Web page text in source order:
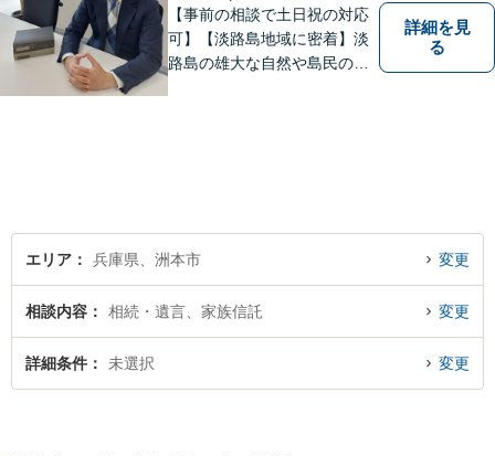
【事前の相談で土日祝の対応
可】【淡路島地域に密着】淡
路島の雄大な自然や島民の
詳細を見
る
エリア 兵庫県、洲本市 変更
相談内容 相続・遺言、家族信託 変更
詳細条件 未選択 変更